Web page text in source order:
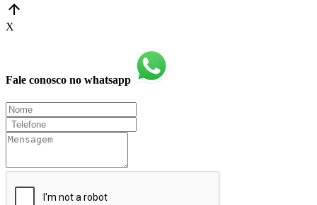
X
Fale conosco no whatsapp